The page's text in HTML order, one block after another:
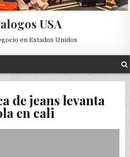
USA
en Estados Unidos
de jeans levanta
en cali